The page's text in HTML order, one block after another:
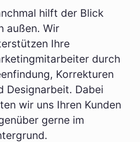
hilft der Blick
außen. Wir
Ihre
durch
Korrekturen
Designarbeit. Dabei
wir uns Ihren Kunden
gerne im